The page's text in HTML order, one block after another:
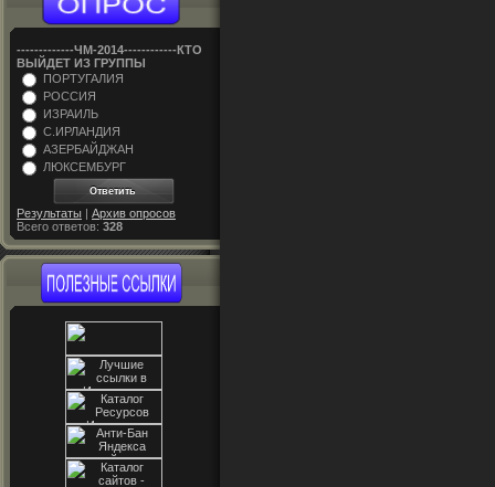
-------------ЧM-2014------------КТО
ВЫЙДЕТ ИЗ ГРУППЫ
ПОРТУГАЛИЯ
РОССИЯ
ИЗРАИЛЬ
С.ИРЛАНДИЯ
АЗЕРБАЙДЖАН
ЛЮКСЕМБУРГ
Результаты | Архив опросов
Всего ответов: 328